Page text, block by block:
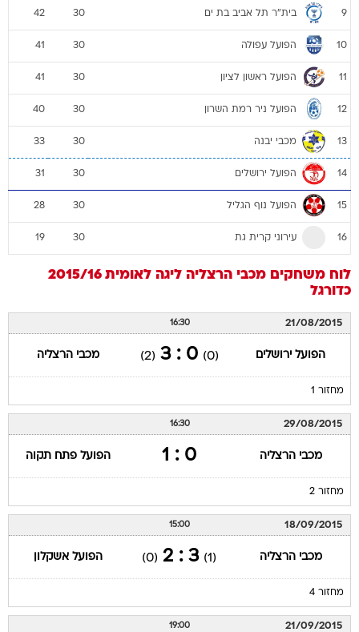
9 בית"ר תל אביב בת ים 30
42
10 הפועל עפולה 30
41
11 הפועל ראשון לציון 30
41
12 הפועל ניר רמת השרון 30
40
13 מכבי יבנה 30
33
14 הפועל ירושלים 30
31
15 הפועל נוף הגליל 30
28
16 עירוני קרית גת 30
19
לוח משחקים מכבי הרצליה ליגה לאומית 2015/16
כדורגל
21/08/2015
16:30
הפועל ירושלים (0)
0 : 3
(2) מכבי הרצליה
מחזור 1
29/08/2015
16:30
מכבי הרצליה 0 : 1 הפועל פתח תקוה
מחזור 2
18/09/2015
15:00
מכבי הרצליה (1)
3 : 2
(0) הפועל אשקלון
מחזור 4
21/09/2015
19:00